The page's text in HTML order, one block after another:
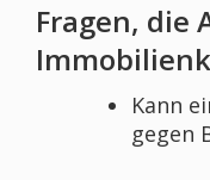
Fragen, die
Kann
gegen